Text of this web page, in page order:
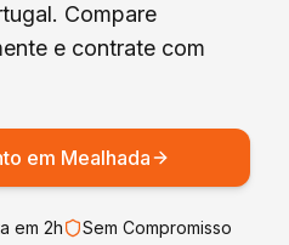
Compare
e contrate com
em Mealhada
em 2h Sem Compromisso